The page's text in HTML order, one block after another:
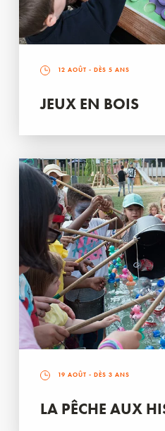
12 AOÛT - DÈS 5 ANS
JEUX EN BOIS
19 AOÛT - DÈS 3 ANS
LA PÊCHE AUX